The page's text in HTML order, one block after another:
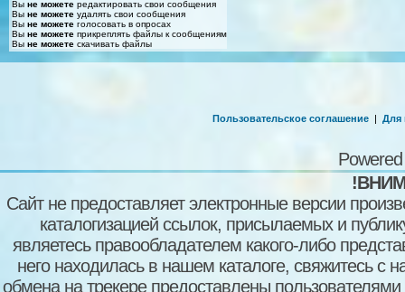
Вы не можете редактировать свои сообщения
Вы не можете удалять свои сообщения
Вы не можете голосовать в опросах
Вы не можете прикреплять файлы к сообщениям
Вы не можете скачивать файлы
Пользовательское соглашение | Для
Сайт не предоставляет электронные версии
каталогизацией ссылок, присылаемых и
являетесь правообладателем какого-либо
него находилась в нашем каталоге, свяжитесь
обмена на трекере предоставлены пользователями